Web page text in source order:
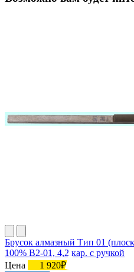
Брусок алмазный Тип 01
100% В2-01, 4,2 кар. с ручкой
Цена
1 920₽